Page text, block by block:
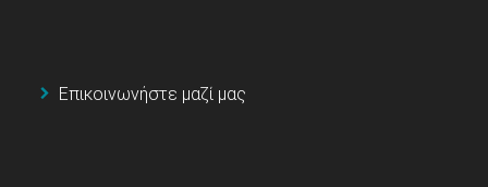
Επικοινωνήστε μαζί μας